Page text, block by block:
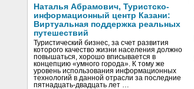
Наталья Абрамович, Туристско-
информационный центр Казани:
Виртуальная поддержка реальных
путешествий
Туристический бизнес, за счет развития
которого качество жизни населения должно
повышаться, хорошо вписывается в
концепцию «умного города». К тому же
уровень использования информационных
технологий в данной отрасли за последние
пятнадцать-двадцать лет …